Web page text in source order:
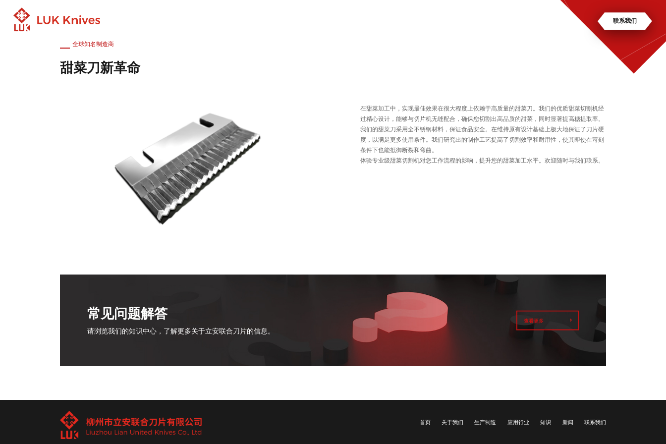
联系我们
全球知名制造商
甜菜刀新革命
在甜菜加工中，实现最佳效果在很大程度上依赖于高质量的甜菜刀。我们的优质甜菜切割机经
过精心设计，能够与切片机无缝配合，确保您切割出高品质的甜菜，同时显著提高糖提取率。
我们的甜菜刀采用全不锈钢材料，保证食品安全。在维持原有设计基础上极大地保证了刀片硬
度，以满足更多使用条件。我们研究出的制作工艺提高了切割效率和耐用性，使其即使在苛刻
条件下也能抵御断裂和弯曲。
体验专业级甜菜切割机对您工作流程的影响，提升您的甜菜加工水平。欢迎随时与我们联系。
常见问题解答
请浏览我们的知识中心，了解更多关于立安联合刀片的信息。
查看更多
首页 关于我们 生产制造 应用行业 知识 新闻 联系我们